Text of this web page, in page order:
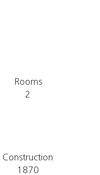
Rooms
2
Construction
1870